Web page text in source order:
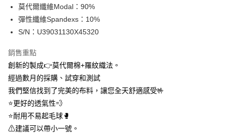
國泰世華商業銀行
臺灣中小企業銀行
元大商業銀行
台新國際商業銀行
台灣樂天信用卡公司
Apple Pay
街口支付
悠遊付
全盈+PAY
AFTEE先享後付
相關說明
【關於「AFTEE先享後付」】
便利好安心！
ATM付款
莫代爾纖維Modal：90%
彈性纖維Spandexs：10%
S/N：U39031130X45320
銷售重點
創新的製成👉莫代爾棉+羅紋織法。
經過數月的採購、試穿和測試
我們堅信找到了完美的布料，讓您全天舒適感受🤟
⭐更好的透氣性💨
⭐耐用不易起毛球🥊
⚠建議可以帶小一號。